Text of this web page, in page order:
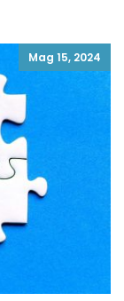
Mag 15, 2024